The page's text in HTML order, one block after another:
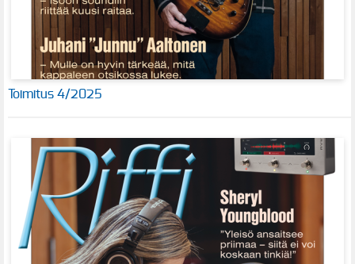
Toimitus 4/2025